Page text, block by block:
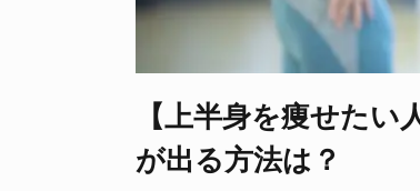
【上半身を痩せた
が出る方法は？